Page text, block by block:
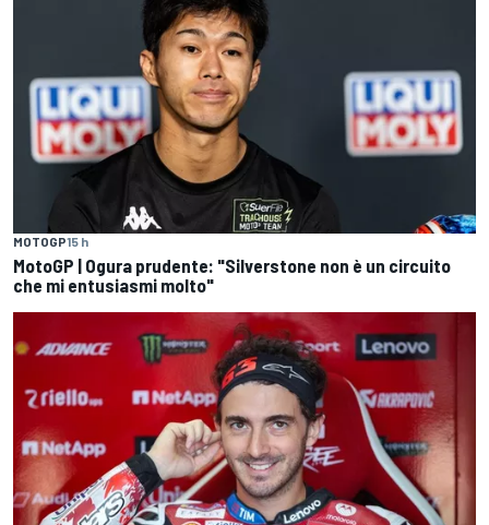
MOTOGP15 h
MotoGP | Ogura prudente: "Silverstone non è un circuito
che mi entusiasmi molto"